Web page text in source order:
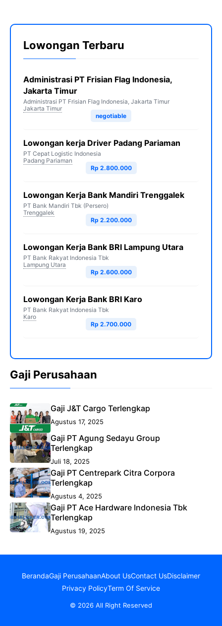
Lowongan Terbaru
Administrasi PT Frisian Flag Indonesia,
Jakarta Timur
Administrasi PT Frisian Flag Indonesia, Jakarta Timur
Jakarta Timur
negotiable
Lowongan kerja Driver Padang Pariaman
PT Cepat Logistic Indonesia
Padang Pariaman
Rp 2.800.000
Lowongan Kerja Bank Mandiri Trenggalek
PT Bank Mandiri Tbk (Persero)
Trenggalek
Rp 2.200.000
Lowongan Kerja Bank BRI Lampung Utara
PT Bank Rakyat Indonesia Tbk
Lampung Utara
Rp 2.600.000
Lowongan Kerja Bank BRI Karo
PT Bank Rakyat Indonesia Tbk
Karo
Rp 2.700.000
Gaji Perusahaan
Gaji J&T Cargo Terlengkap
Agustus 17, 2025
Gaji PT Agung Sedayu Group
Terlengkap
Juli 18, 2025
Gaji PT Centrepark Citra Corpora
Terlengkap
Agustus 4, 2025
Gaji PT Ace Hardware Indonesia Tbk
Terlengkap
Agustus 19, 2025
BerandaGaji PerusahaanAbout UsContact UsDisclaimer
Privacy PolicyTerm Of Service
© 2026 All Right Reserved